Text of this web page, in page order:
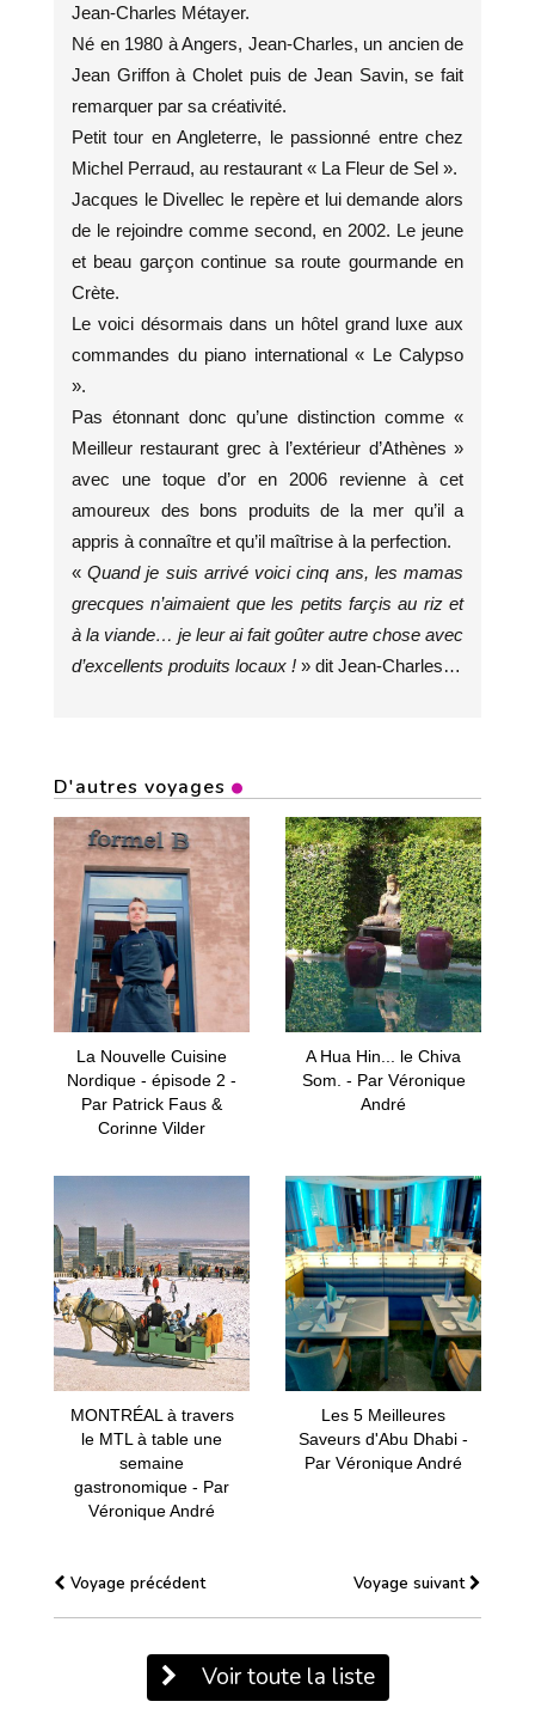
Jean-Charles Métayer.
Né en 1980 à Angers, Jean-Charles, un ancien de
Jean Griffon à Cholet puis de Jean Savin, se fait
remarquer par sa créativité.
Petit tour en Angleterre, le passionné entre chez
Michel Perraud, au restaurant « La Fleur de Sel ».
Jacques le Divellec le repère et lui demande alors
de le rejoindre comme second, en 2002. Le jeune
et beau garçon continue sa route gourmande en
Crète.
Le voici désormais dans un hôtel grand luxe aux
commandes du piano international « Le Calypso
».
Pas étonnant donc qu’une distinction comme «
Meilleur restaurant grec à l’extérieur d’Athènes »
avec une toque d’or en 2006 revienne à cet
amoureux des bons produits de la mer qu’il a
appris à connaître et qu’il maîtrise à la perfection.
«Quand je suis arrivé voici cinq ans, les mamas
grecques n’aimaient que les petits farçis au riz et
à la viande… je leur ai fait goûter autre chose avec
d’excellents produits locaux ! » dit Jean-Charles…
D'autres voyages
La Nouvelle Cuisine
Nordique - épisode 2 -
Par Patrick Faus &
Corinne Vilder
A Hua Hin... le Chiva
Som. - Par Véronique
André
MONTRÉAL à travers
le MTL à table une
semaine
gastronomique - Par
Véronique André
Les 5 Meilleures
Saveurs d'Abu Dhabi -
Par Véronique André
Voyage précédent Voyage suivant
Voir toute la liste